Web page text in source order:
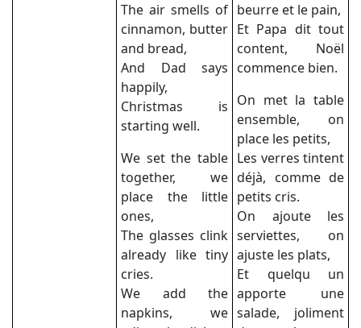
The air smells of
cinnamon, butter
and bread,
And Dad says
happily,
Christmas is
starting well.
We set the table
together, we
place the little
ones,
The glasses clink
already like tiny
cries.
We add the
napkins, we
beurre et le pain,
Et Papa dit tout
content, Noël
commence bien.
On met la table
ensemble, on
place les petits,
Les verres tintent
déjà, comme de
petits cris.
On ajoute les
serviettes, on
ajuste les plats,
Et quelqu un
apporte une
salade, joliment